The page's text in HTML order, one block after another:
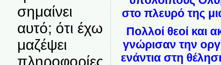
σημαίνει
αυτό; ότι έχω
μαζέψει
πληροφορίες
στο πλευρό της
Πολλοί θεοί και
γνώρισαν την
ενάντια στη